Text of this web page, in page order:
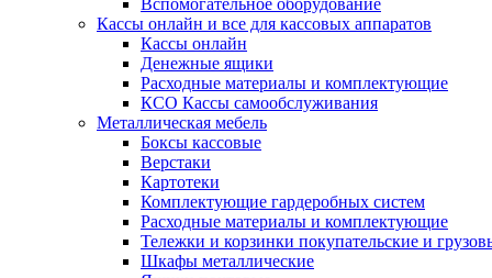
Вспомогательное оборудование
Кассы онлайн и все для кассовых аппаратов
Кассы онлайн
Денежные ящики
Расходные материалы и комплектующие
КСО Кассы самообслуживания
Металлическая мебель
Боксы кассовые
Верстаки
Картотеки
Комплектующие гардеробных систем
Расходные материалы и комплектующие
Тележки и корзинки покупательские и
Шкафы металлические